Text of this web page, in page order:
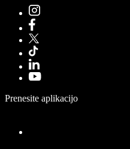
Prenesite aplikacijo